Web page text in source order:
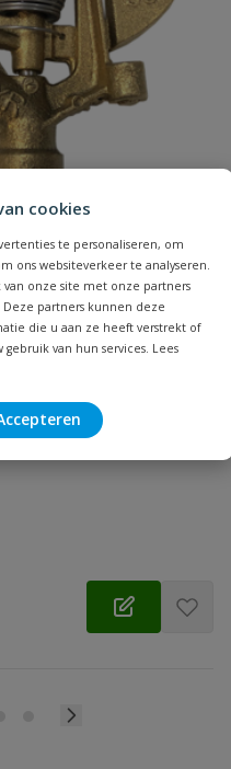
cookies
te personaliseren, om
ons websiteverkeer te analyseren.
onze site met onze partners
partners kunnen deze
die u aan ze heeft verstrekt of
van hun services. Lees
meter, rondsproeier voor